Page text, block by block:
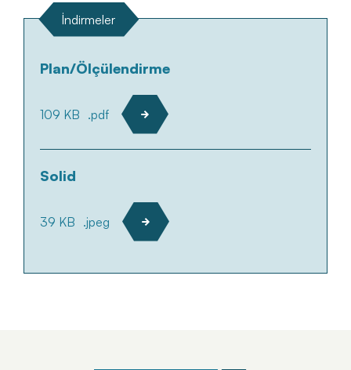
İndirmeler
Plan/Ölçülendirme
109 KB .pdf
Solid
39 KB .jpeg